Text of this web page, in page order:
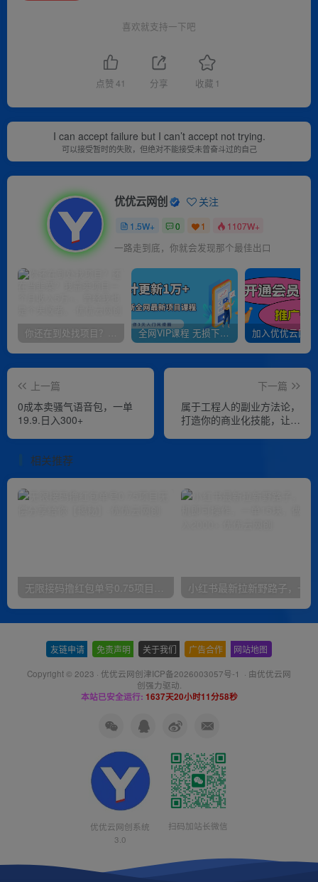
喜欢就支持一下吧
点赞41 分享 收藏 1
I can accept failure but I can’t accept not trying.
可以接受暂时的失败，但绝对不能接受未曾奋斗过的自己
优优云网创 关注
1.5W+ 0 1 1107W+
一路走到底，你就会发现那个最佳出口
你还在到处找项目？还在当韭菜？我靠卖项目一个月收入5万+，曾经我也是个失败者。 全网VIP课程 无损下载~
上一篇
0成本卖骚气语音包，一单
19.9.日入300+
下一篇
属于工程人的副业方法论，
打造你的商业化技能，让职
相关推荐
无限接码撸红包单号0.75项目无偿分享给你【揭秘】
友链申请 免责声明 关于我们 广告合作 网站地图
Copyright © 2023 · 优优云网创津ICP备2026003057号-1 · 由优优云网
创强力驱动.
本站已安全运行: 1637天20小时11分58秒
优优云网创系统
3.0
扫码加站长微信